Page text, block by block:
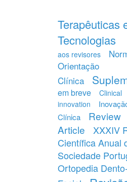
Terapêuticas
Tecnologias
aos revisores
Orientação
Clínica
em breve
Clinical
innovation
Clínica
Review
Article
XXXIV
Científica Anual
Sociedade
Ortopedia Dento-